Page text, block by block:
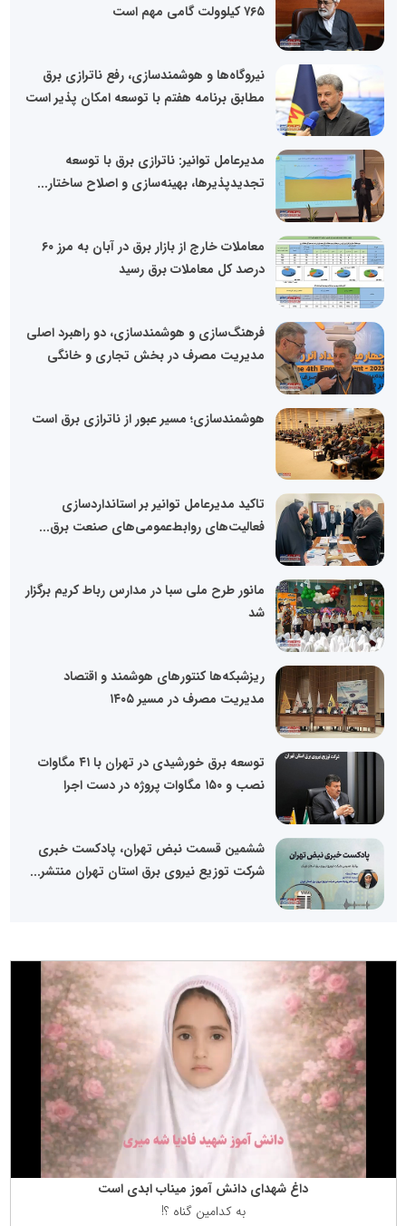
۷۶۵ کیلوولت گامی مهم است
نیروگاه‌ها و هوشمندسازی، رفع ناترازی برق
مطابق برنامه هفتم با توسعه امکان پذیر است
مدیرعامل توانیر: ناترازی برق با توسعه
تجدیدپذیرها، بهینه‌سازی و اصلاح ساختار...
معاملات خارج از بازار برق در آبان به مرز ۶۰
درصد کل معاملات برق رسید
فرهنگ‌سازی و هوشمندسازی، دو راهبرد اصلی
مدیریت مصرف در بخش تجاری و خانگی
هوشمندسازی؛ مسیر عبور از ناترازی برق است
تاکید مدیرعامل توانیر بر استانداردسازی
فعالیت‌های روابط‌عمومی‌های صنعت برق...
مانور طرح ملی سبا در مدارس رباط کریم برگزار
شد
ریزشبکه‌ها کنتورهای هوشمند و اقتصاد
مدیریت مصرف در مسیر ۱۴۰۵
توسعه برق خورشیدی در تهران با ۴۱ مگاوات
نصب و ۱۵۰ مگاوات پروژه در دست اجرا
ششمین قسمت نبض تهران، پادکست خبری
شرکت توزیع نیروی برق استان تهران منتشر...
داغ شهدای دانش آموز میناب ابدی است
به كدامین گناه ؟!